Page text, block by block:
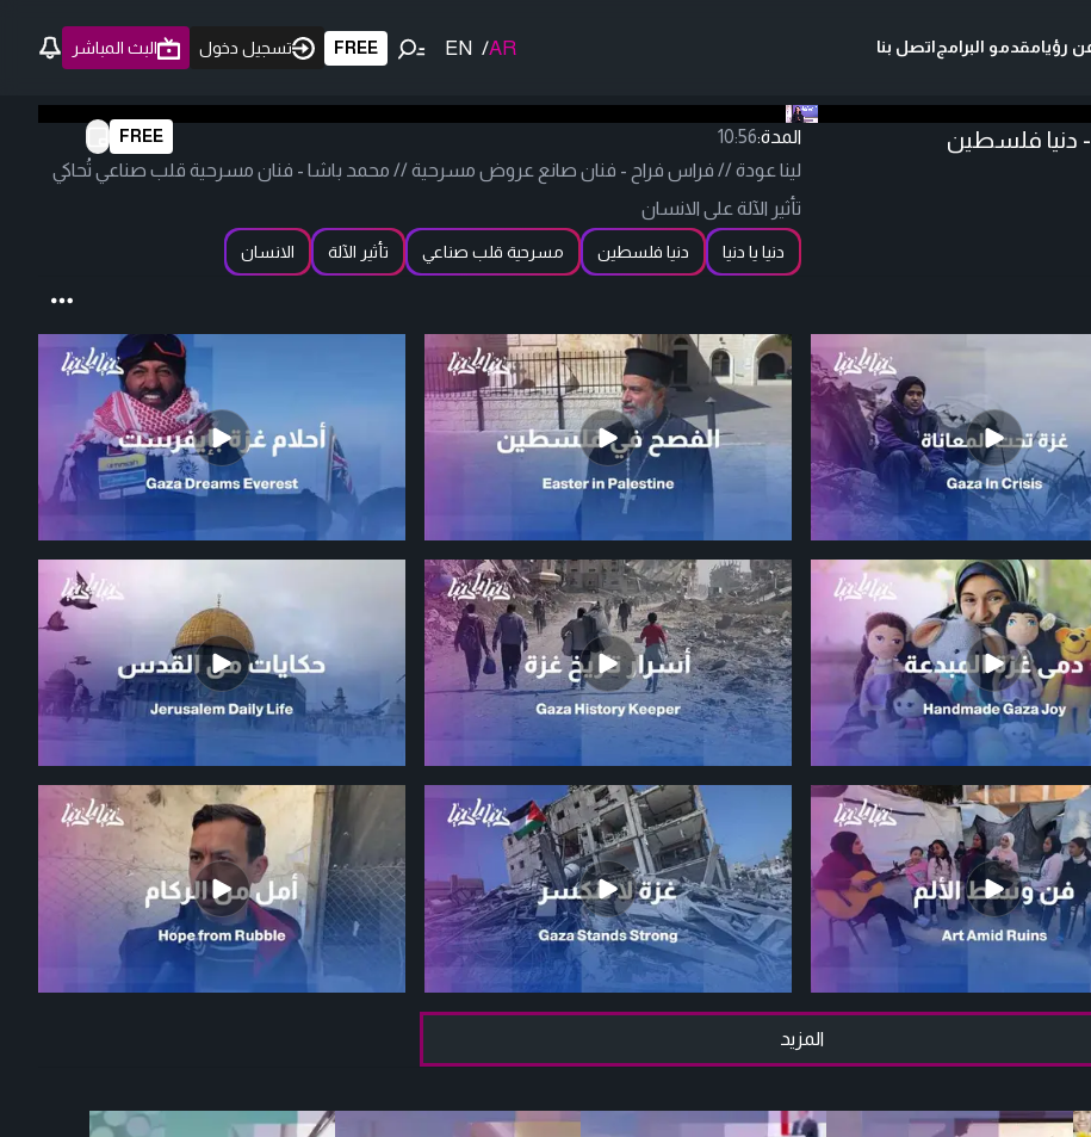
رؤيامقدمو البرامجاتصل بنا AR
/
EN
FREE تسجيل دخول البث المباشر
FREE - دنيا فلسطين المدة:10:56
لينا عودة // فراس فراح - فنان صانع عروض مسرحية // محمد باشا - فنان مسرحية قلب صناعي تُحاكي
تأثير الآلة على الانسان
دنيا يا دنيا دنيا فلسطين مسرحية قلب صناعي تأثير الآلة الانسان
المزيد